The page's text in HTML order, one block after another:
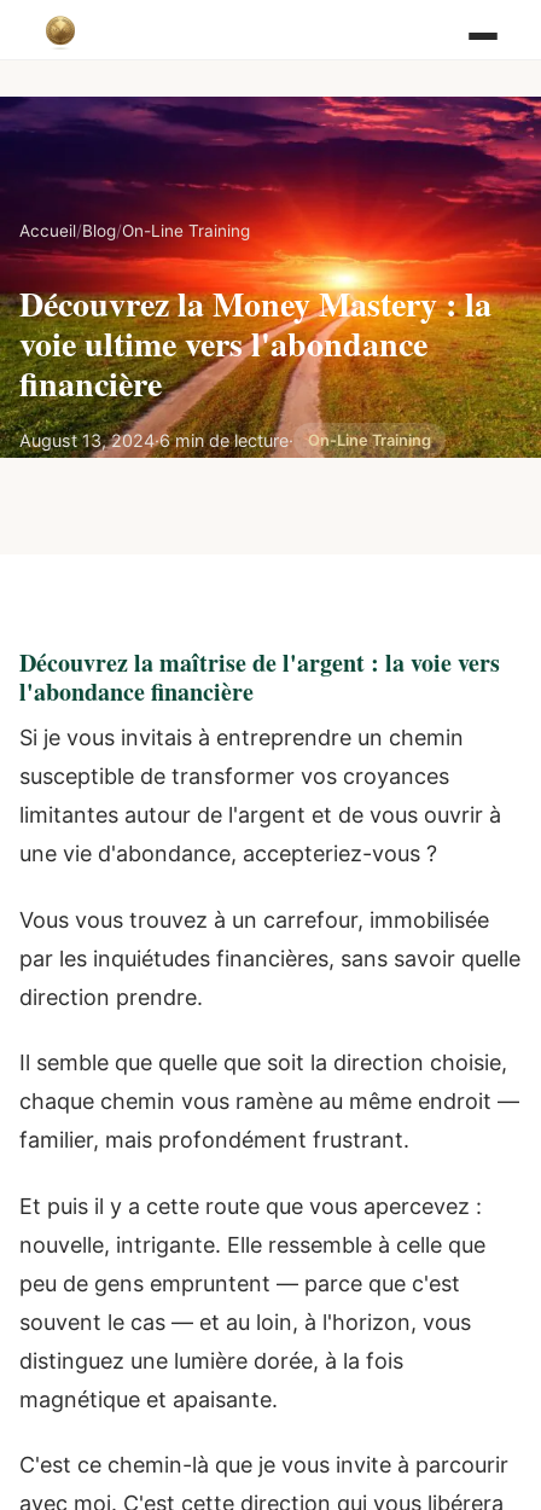
Accueil/Blog/On-Line Training
Découvrez la Money Mastery : la
voie ultime vers l'abondance
financière
August 13, 2024·6 min de lecture· On-Line Training
Découvrez la maîtrise de l'argent : la voie vers
l'abondance financière
Si je vous invitais à entreprendre un chemin
susceptible de transformer vos croyances
limitantes autour de l'argent et de vous ouvrir à
une vie d'abondance, accepteriez-vous ?
Vous vous trouvez à un carrefour, immobilisée
par les inquiétudes financières, sans savoir quelle
direction prendre.
Il semble que quelle que soit la direction choisie,
chaque chemin vous ramène au même endroit —
familier, mais profondément frustrant.
Et puis il y a cette route que vous apercevez :
nouvelle, intrigante. Elle ressemble à celle que
peu de gens empruntent — parce que c'est
souvent le cas — et au loin, à l'horizon, vous
distinguez une lumière dorée, à la fois
magnétique et apaisante.
C'est ce chemin-là que je vous invite à parcourir
avec moi. C'est cette direction qui vous libérera